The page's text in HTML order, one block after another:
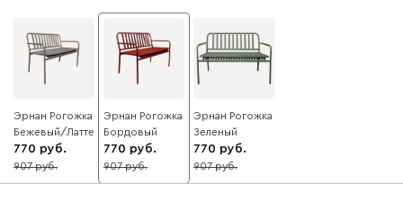
Эрнан Рогожка
Бежевый/Латте
770
15
907
Эрнан Рогожка
Бордовый
770
15
907
Эрнан Рогожка
Зеленый
770
15
907